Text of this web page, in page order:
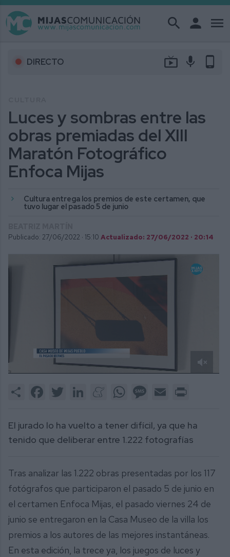
search person menu
DIRECTO live_tv mic phone_android
Luces y sombras entre las
obras premiadas del XIII
Maratón Fotográfico
Enfoca Mijas
Cultura entrega los premios de este certamen, que
tuvo lugar el pasado 5 de junio
Publicado: 27/06/2022 · 15:10 Actualizado: 27/06/2022 · 20:14
4
Share FacebookTwitter LinkedInMeneameWhatsAppMessage
Email
El jurado lo ha vuelto a tener difícil, ya que ha
tenido que deliberar entre 1.222 fotografías
Tras analizar las 1.222 obras presentadas por los 117
fotógrafos que participaron el pasado 5 de junio en
el certamen Enfoca Mijas, el pasado viernes 24 de
junio se entregaron en la Casa Museo de la villa los
premios a los autores de las mejores instantáneas.
En esta edición, la trece ya, los juegos de luces y